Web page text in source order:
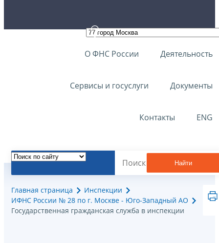
О ФНС России Деятельность
Сервисы и госуслуги Документы
Контакты ENG
Найти
Главная страница
Инспекции
ИФНС России № 28 по г. Москве - Юго-Западный АО
Государственная гражданская служба в инспекции